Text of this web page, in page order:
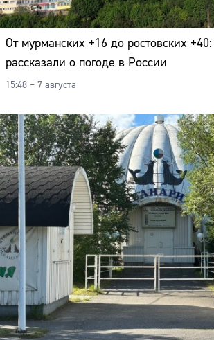
От мурманских +16 до ростовских
рассказали о погоде в России
15:48 – 7 августа